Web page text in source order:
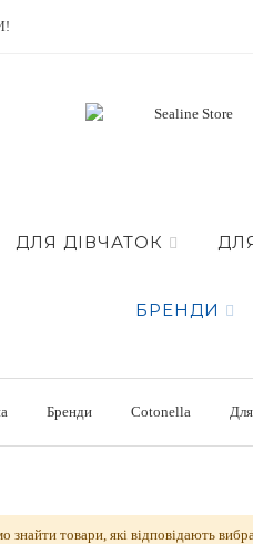
ДЛЯ ДІВЧАТОК
БРЕНДИ
Бренди Cotonella
товари, які відповідають